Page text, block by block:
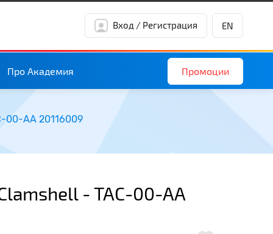
Вход / Регистрация EN
Про Академия Промоции
00-AA 20116009
- TAC-00-AA